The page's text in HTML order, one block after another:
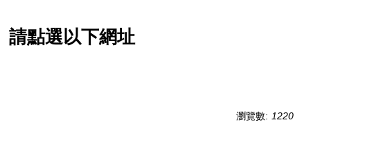
請點選以下網址
瀏覽數: 1220